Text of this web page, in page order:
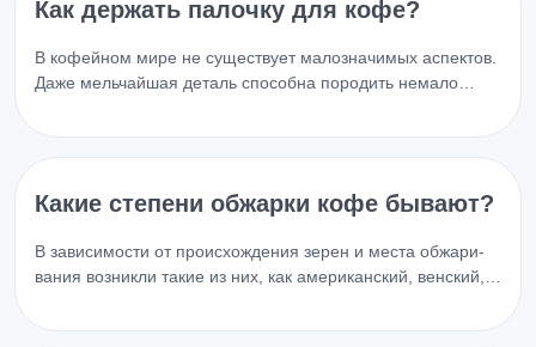
Как держать палочку для кофе?
В кофейном мире не существует малозначимых аспектов.
Даже мельчайшая деталь способна породить немало…
Какие степени обжарки кофе бывают?
В зависимости от происхождения зерен и места обжари­
вания возникли такие из них, как американский, венский,…